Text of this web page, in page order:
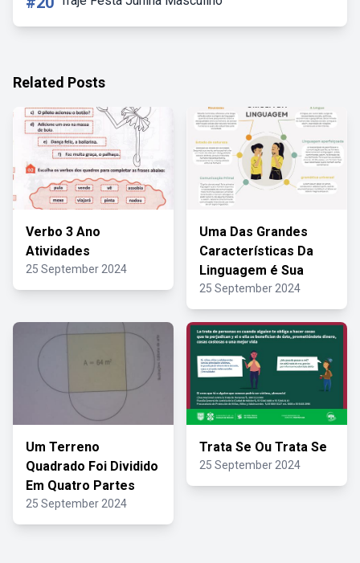
Related Posts
Verbo 3 Ano
Atividades
25 September 2024
Uma Das Grandes
Características Da
Linguagem é Sua
25 September 2024
Um Terreno
Quadrado Foi Dividido
Em Quatro Partes
25 September 2024
Trata Se Ou Trata Se
25 September 2024